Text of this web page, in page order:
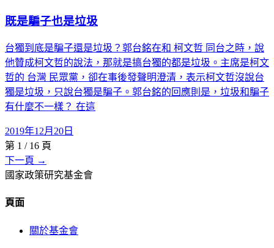
既是騙子也是垃圾
台獨到底是騙子還是垃圾？郭台銘在和 柯文哲 同台之時，說
他贊成柯文哲的說法，那就是搞台獨的都是垃圾。主席是柯文
哲的 台灣 民眾黨，卻在事後發聲明澄清，表示柯文哲沒說台
獨是垃圾，只說台獨是騙子。郭台銘的回應則是，垃圾和騙子
有什麼不一樣？ 在這
2019年12月20日
第 1 / 16 頁
下一頁 →
國家政策研究基金會
頁面
關於基金會